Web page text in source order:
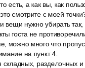
есть, а как вы, как
смотрите с моей
вещи нужно убирать
госта не
можно много что
на пункт 4.
складных, разделочных